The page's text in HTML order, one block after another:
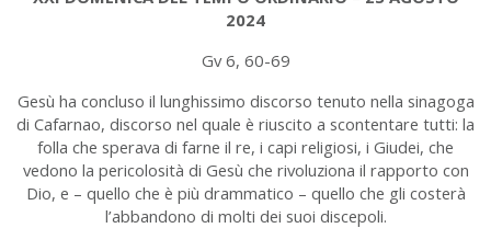
2024
Gv 6, 60-69
Gesù ha concluso il lunghissimo discorso tenuto nella sinagoga
di Cafarnao, discorso nel quale è riuscito a scontentare tutti: la
folla che sperava di farne il re, i capi religiosi, i Giudei, che
vedono la pericolosità di Gesù che rivoluziona il rapporto con
Dio, e – quello che è più drammatico – quello che gli costerà
l’abbandono di molti dei suoi discepoli.